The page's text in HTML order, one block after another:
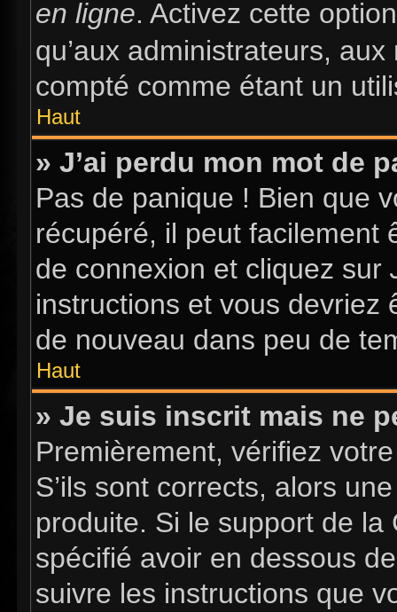
en ligne. Activez cette
qu’aux administrateurs,
compté comme étant un
Haut
» J’ai perdu mon mot de
Pas de panique ! Bien que
récupéré, il peut facilement
de connexion et cliquez sur
instructions et vous devriez
de nouveau dans peu de
Haut
» Je suis inscrit mais ne
Premièrement, vérifiez
S’ils sont corrects, alors
produite. Si le support de la
spécifié avoir en dessous
suivre les instructions que